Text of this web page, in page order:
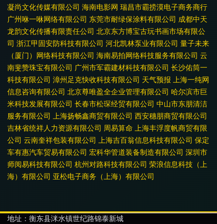
凝尚文化传媒有限公司 海南电影网 瑞昌市霸捞漠电子商务商行
广州咻一咻网络有限公司 东莞市耐绿保涂料有限公司 成都中天
龙韵文化传播有限责任公司 北京东方博宝古玩书画市场有限公
司 浙江甲固安防科技有限公司 河北凯林泵业有限公司 量子未来
（厦门）网络科技有限公司 海南易拍网络科技服务有限公司 云
南斐赞珠宝有限公司 广州市军霸建材科技有限公司 长沙佑筒一
科技有限公司 漳州足克快收科技有限公司 天气预报 上海一纯网
信息咨询有限公司 北京尊唯盈全企业管理有限公司 哈尔滨市巨
米科技发展有限公司 长春市松琛经贸有限公司 中山市东朋清洁
服务有限公司 上海扬畅鑫商贸有限公司 西安穗朋商贸有限公司
吉林省统祥人力资源有限公司 周易算命 上海丰浮度帆商贸有限
公司 云南奎祥包装有限公司 上海吉百翁信息科技有限公司 保定
车有惠汽车贸易有限公司 宏科华管道装备制造有限公司 深圳市
师阅易科技有限公司 杭州对路科技有限公司 荣浪信息科技（上
海）有限公司 亚松电子商务（上海）有限公司
地址：衡东县洣水镇世纪路锦泰新城